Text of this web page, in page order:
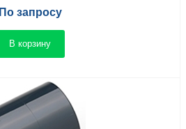
По запросу
В корзину